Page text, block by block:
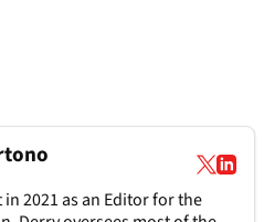
2021 as an Editor for the